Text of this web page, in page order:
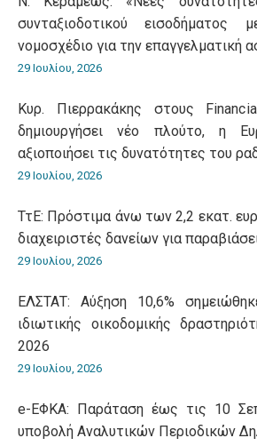
συνταξιοδοτικού
νομοσχέδιο για την επαγγελματική
29 Ιουλίου, 2026
Κυρ. Πιερρακάκης στους
δημιουργήσει νέο πλούτο, η
αξιοποιήσει τις δυνατότητες του
29 Ιουλίου, 2026
ΤτΕ: Πρόστιμα άνω των 2,2 εκατ.
διαχειριστές δανείων για
29 Ιουλίου, 2026
ΕΛΣΤΑΤ: Αύξηση 10,6%
ιδιωτικής οικοδομικής
2026
29 Ιουλίου, 2026
e-ΕΦΚΑ: Παράταση έως τις 10
υποβολή Αναλυτικών Περιοδικών